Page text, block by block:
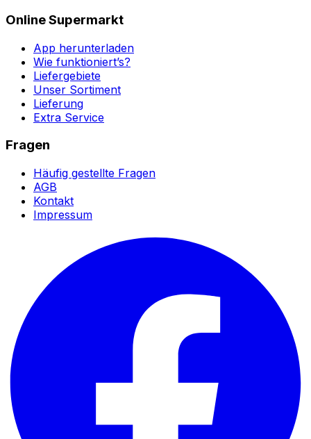
Online Supermarkt
App herunterladen
Wie funktioniert’s?
Liefergebiete
Unser Sortiment
Lieferung
Extra Service
Fragen
Häufig gestellte Fragen
AGB
Kontakt
Impressum